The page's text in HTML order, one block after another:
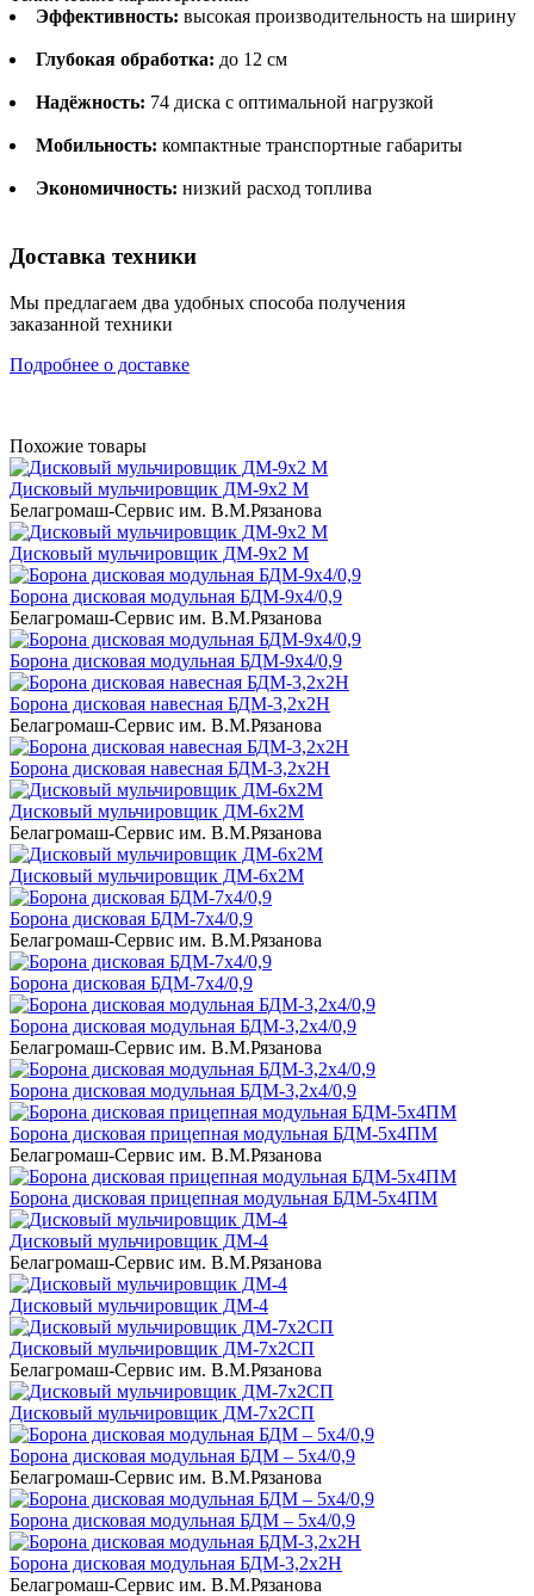
Эффективность: высокая производительность на ширину
Глубокая обработка: до 12 см
Надёжность: 74 диска с оптимальной нагрузкой
Мобильность: компактные транспортные габариты
Экономичность: низкий расход топлива
Доставка техники
Мы предлагаем два удобных способа получения
заказанной техники
Подробнее о доставке
Похожие товары
Дисковый мульчировщик ДМ-9х2 М
Белагромаш-Сервис им. В.М.Рязанова
Дисковый мульчировщик ДМ-9х2 М
Борона дисковая модульная БДМ-9х4/0,9
Белагромаш-Сервис им. В.М.Рязанова
Борона дисковая модульная БДМ-9х4/0,9
Борона дисковая навесная БДМ-3,2х2Н
Белагромаш-Сервис им. В.М.Рязанова
Борона дисковая навесная БДМ-3,2х2Н
Дисковый мульчировщик ДМ-6х2М
Белагромаш-Сервис им. В.М.Рязанова
Дисковый мульчировщик ДМ-6х2М
Борона дисковая БДМ-7х4/0,9
Белагромаш-Сервис им. В.М.Рязанова
Борона дисковая БДМ-7х4/0,9
Борона дисковая модульная БДМ-3,2х4/0,9
Белагромаш-Сервис им. В.М.Рязанова
Борона дисковая модульная БДМ-3,2х4/0,9
Борона дисковая прицепная модульная БДМ-5х4ПМ
Белагромаш-Сервис им. В.М.Рязанова
Борона дисковая прицепная модульная БДМ-5х4ПМ
Дисковый мульчировщик ДМ-4
Белагромаш-Сервис им. В.М.Рязанова
Дисковый мульчировщик ДМ-4
Дисковый мульчировщик ДМ-7х2СП
Белагромаш-Сервис им. В.М.Рязанова
Дисковый мульчировщик ДМ-7х2СП
Борона дисковая модульная БДМ – 5х4/0,9
Белагромаш-Сервис им. В.М.Рязанова
Борона дисковая модульная БДМ – 5х4/0,9
Борона дисковая модульная БДМ-3,2х2Н
Белагромаш-Сервис им. В.М.Рязанова